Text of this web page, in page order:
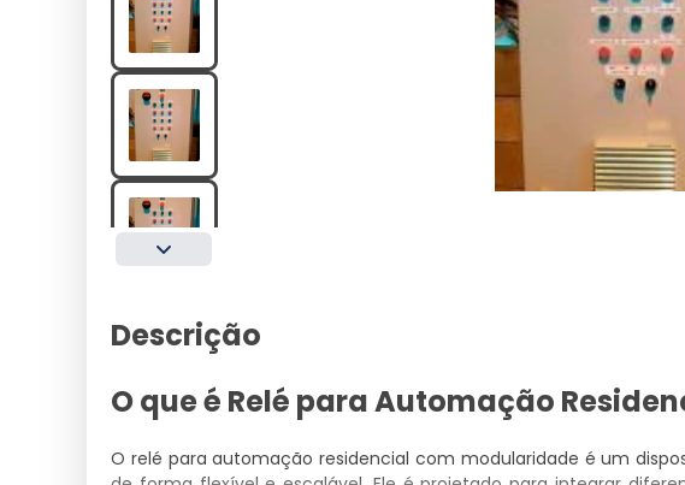
Descrição
O que é Relé para Automação
O relé para automação residencial com modularidade é um